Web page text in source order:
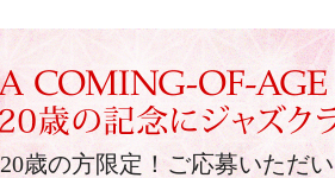
20歳の方限定！ご応募いただ